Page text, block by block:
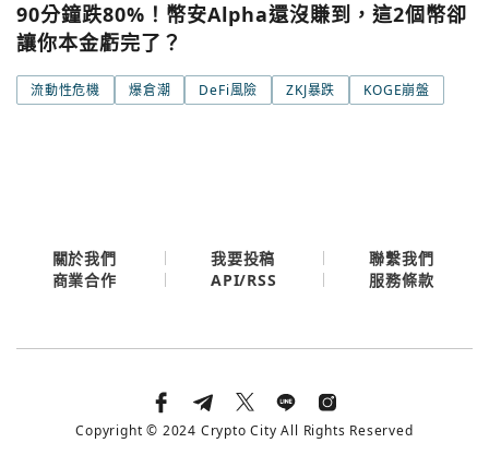
90分鐘跌80%！幣安Alpha還沒賺到，這2個幣卻
讓你本金虧完了？
流動性危機 爆倉潮 DeFi風險 ZKJ暴跌 KOGE崩盤
今日熱門
今日熱門
關閉
關於我們 我要投稿
聯繫我們
商業合作
API/RSS 服務條款
Copyright © 2024 Crypto City All Rights Reserved